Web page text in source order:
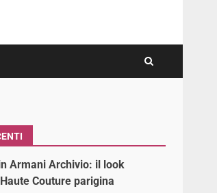
Armani Archivio: il look
Couture parigina